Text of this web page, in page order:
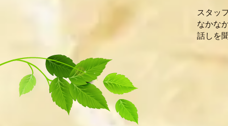
スタッ
なかな
話しを